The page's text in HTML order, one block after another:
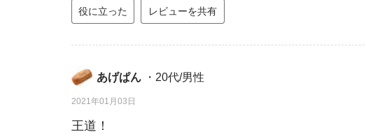
役に立った レビューを共有
あげぱん ・20代/男性
2021年01月03日
王道！